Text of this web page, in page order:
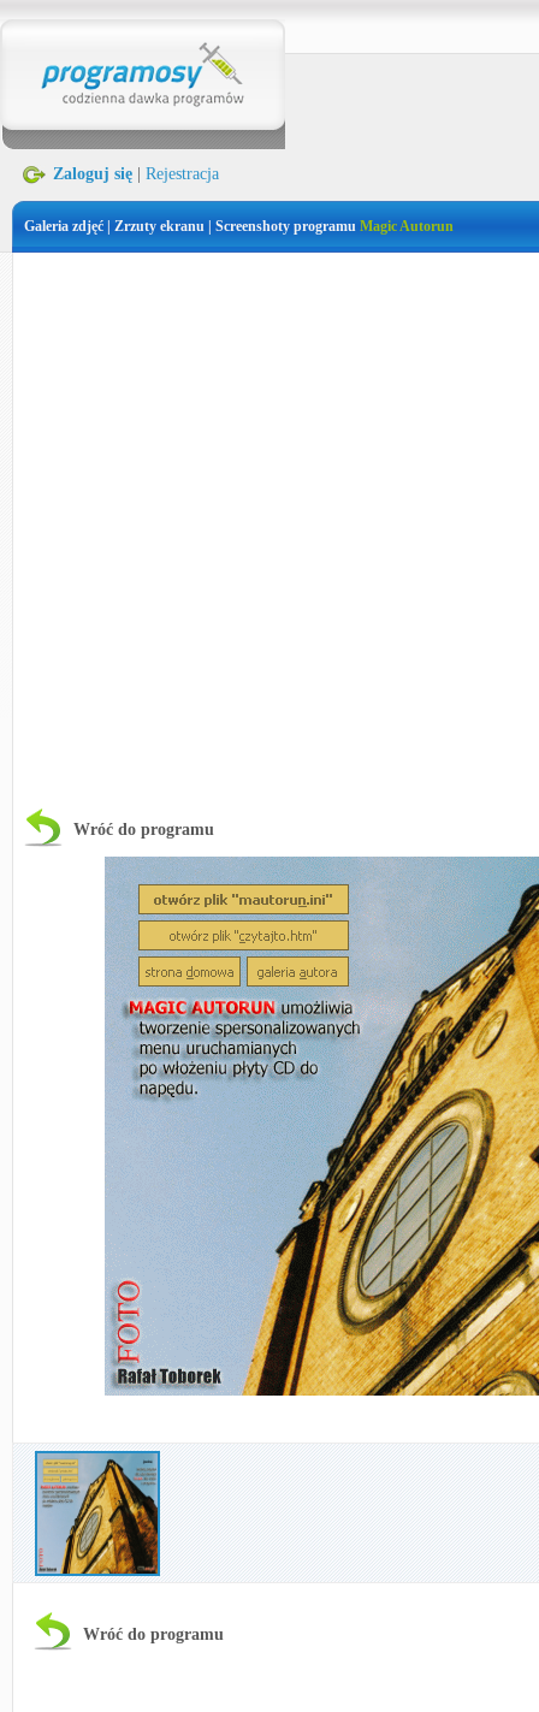
Zaloguj się Rejestracja
Galeria zdjęć | Zrzuty ekranu | Screenshoty programu Magic Autorun
Wróć do programu
Wróć do programu